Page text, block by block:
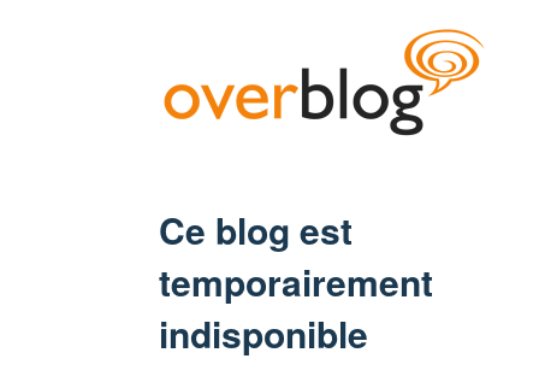
Ce blog est
temporairement
indisponible